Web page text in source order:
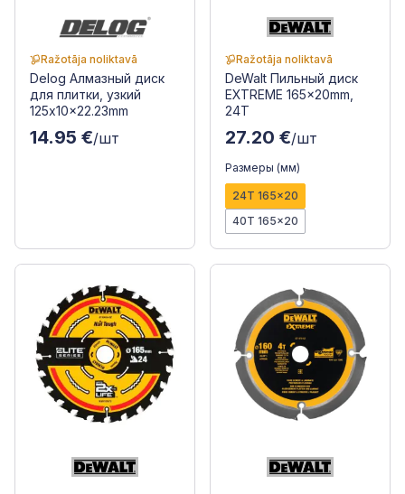
Ražotāja noliktavā
Delog Алмазный диск
для плитки, узкий
125x10x22.23mm
14.95 €/шт
Ražotāja noliktavā
DeWalt Пильный диск
EXTREME 165x20mm,
24T
27.20 €/шт
Размеры (мм)
24T 165x20
40T 165x20